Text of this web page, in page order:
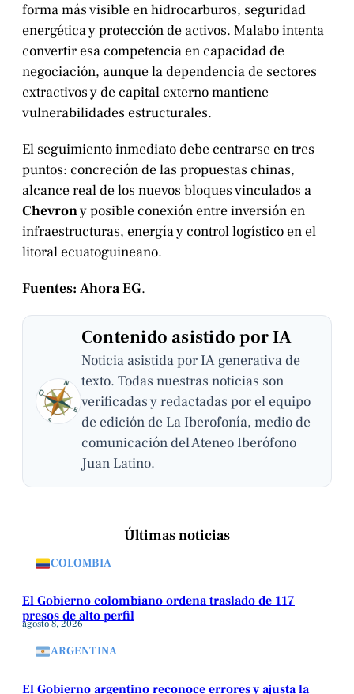
forma más visible en hidrocarburos, seguridad
energética y protección de activos. Malabo intenta
convertir esa competencia en capacidad de
negociación, aunque la dependencia de sectores
extractivos y de capital externo mantiene
vulnerabilidades estructurales.
El seguimiento inmediato debe centrarse en tres
puntos: concreción de las propuestas chinas,
alcance real de los nuevos bloques vinculados a
Chevrony posible conexión entre inversión en
infraestructuras, energía y control logístico en el
litoral ecuatoguineano.
Fuentes: Ahora EG.
Contenido asistido por IA
Noticia asistida por IA generativa de
texto. Todas nuestras noticias son
verificadas y redactadas por el equipo
de edición de La Iberofonía, medio de
comunicación del Ateneo Iberófono
Juan Latino.
Últimas noticias
COLOMBIA
El Gobierno colombiano ordena traslado de 117
presos de alto perfil
agosto 8, 2026
ARGENTINA
El Gobierno argentino reconoce errores y ajusta la